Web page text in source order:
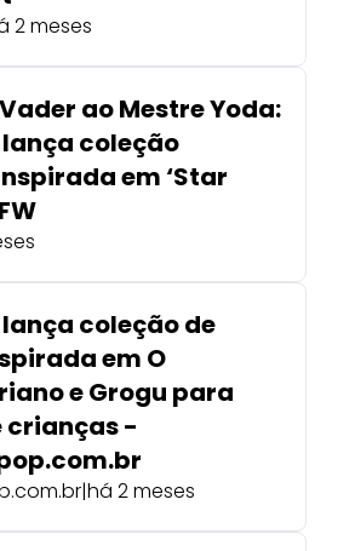
2 meses
ao Mestre Yoda:
coleção
em ‘Star
coleção de
em O
e Grogu para
crianças -
|há 2 meses